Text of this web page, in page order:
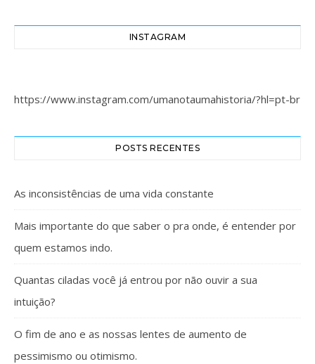
INSTAGRAM
https://www.instagram.com/umanotaumahistoria/?hl=pt-br
POSTS RECENTES
As inconsistências de uma vida constante
Mais importante do que saber o pra onde, é entender por
quem estamos indo.
Quantas ciladas você já entrou por não ouvir a sua
intuição?
O fim de ano e as nossas lentes de aumento de
pessimismo ou otimismo.